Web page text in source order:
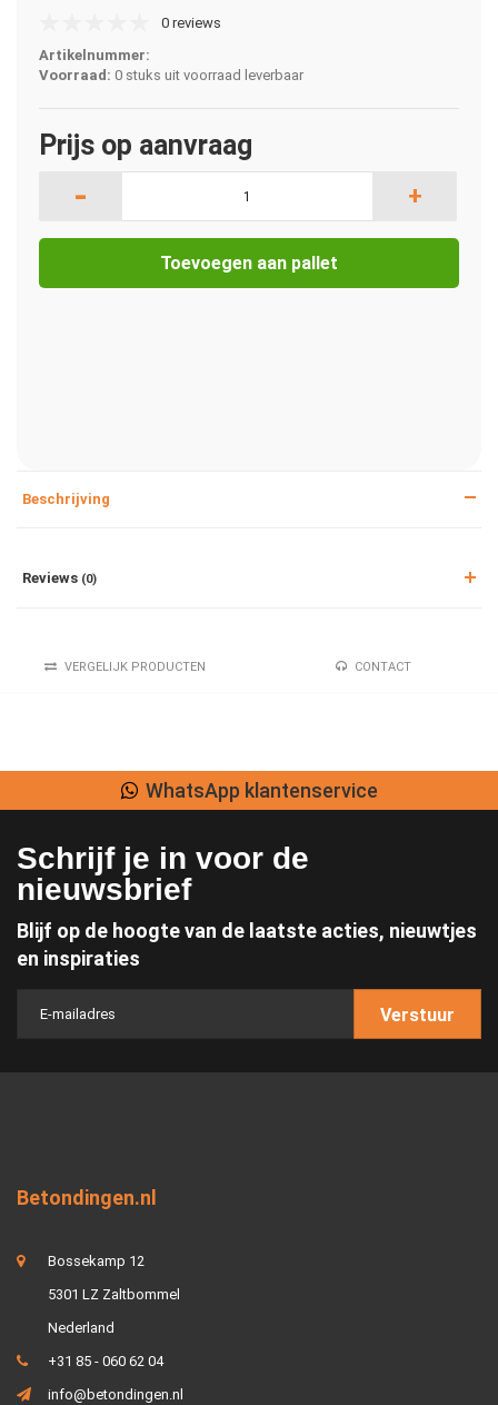
0 reviews
Artikelnummer:
Voorraad: 0 stuks uit voorraad leverbaar
Prijs op aanvraag
- +
Toevoegen aan pallet
Beschrijving
Reviews (0)
VERGELIJK PRODUCTEN CONTACT
WhatsApp klantenservice
Schrijf je in voor de
nieuwsbrief
Blijf op de hoogte van de laatste acties, nieuwtjes
en inspiraties
Verstuur
Betondingen.nl
Bossekamp 12
5301 LZ Zaltbommel
Nederland
+31 85 - 060 62 04
info@betondingen.nl